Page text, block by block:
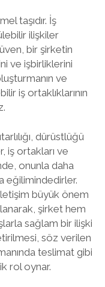
taşıdır. İş
ilişkiler
bir şirketin
ve işbirliklerini
ve
iş ortaklıklarının
dürüstlüğü
iş ortakları ve
onunla daha
eğilimindedirler.
büyük önem
şirket hem
sağlam bir ilişki
söz verilen
teslimat gibi
rol oynar.